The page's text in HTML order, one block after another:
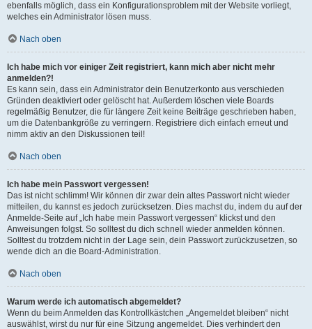
ebenfalls möglich, dass ein Konfigurationsproblem mit der Website vorliegt,
welches ein Administrator lösen muss.
Nach oben
Ich habe mich vor einiger Zeit registriert, kann mich aber nicht mehr
anmelden?!
Es kann sein, dass ein Administrator dein Benutzerkonto aus verschieden
Gründen deaktiviert oder gelöscht hat. Außerdem löschen viele Boards
regelmäßig Benutzer, die für längere Zeit keine Beiträge geschrieben haben,
um die Datenbankgröße zu verringern. Registriere dich einfach erneut und
nimm aktiv an den Diskussionen teil!
Nach oben
Ich habe mein Passwort vergessen!
Das ist nicht schlimm! Wir können dir zwar dein altes Passwort nicht wieder
mitteilen, du kannst es jedoch zurücksetzen. Dies machst du, indem du auf der
Anmelde-Seite auf „Ich habe mein Passwort vergessen“ klickst und den
Anweisungen folgst. So solltest du dich schnell wieder anmelden können.
Solltest du trotzdem nicht in der Lage sein, dein Passwort zurückzusetzen, so
wende dich an die Board-Administration.
Nach oben
Warum werde ich automatisch abgemeldet?
Wenn du beim Anmelden das Kontrollkästchen „Angemeldet bleiben“ nicht
auswählst, wirst du nur für eine Sitzung angemeldet. Dies verhindert den